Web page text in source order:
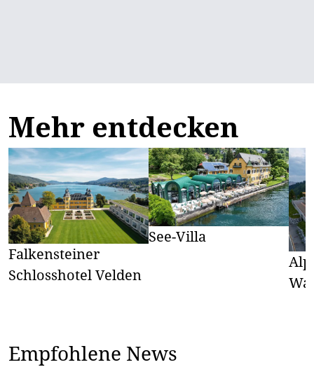
Mehr entdecken
Falkensteiner
Schlosshotel Velden
See-Villa
Empfohlene News